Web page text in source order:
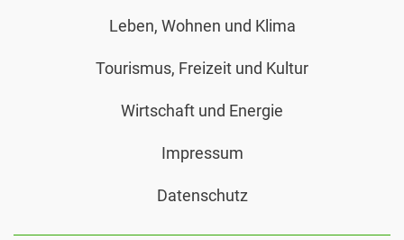
Leben, Wohnen und Klima
Tourismus, Freizeit und Kultur
Wirtschaft und Energie
Impressum
Datenschutz